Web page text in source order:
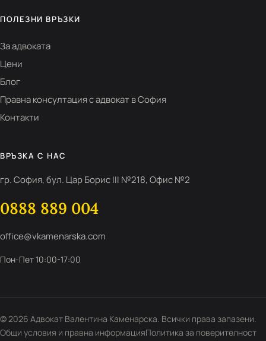
ПОЛЕЗНИ ВРЪЗКИ
За адвоката
Цени
Блог
Правна консултация с адвокат в София
Контакти
ВРЪЗКА С НАС
гр. София, бул. Цар Борис III №218, Офис №2
0888 889 004
office@vkamenarska.com
Пон-Пет 10:00-17:00
© 2026 Адвокат Валентина Каменарска. Всички права запазени.
Общи условия и правна информацияПолитика за поверителност